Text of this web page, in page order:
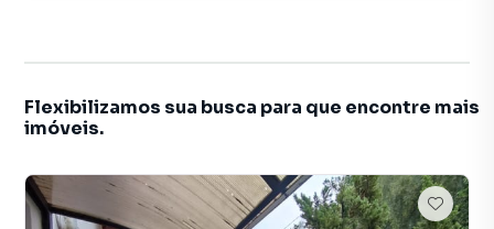
Flexibilizamos sua busca para que encontre mais
imóveis.